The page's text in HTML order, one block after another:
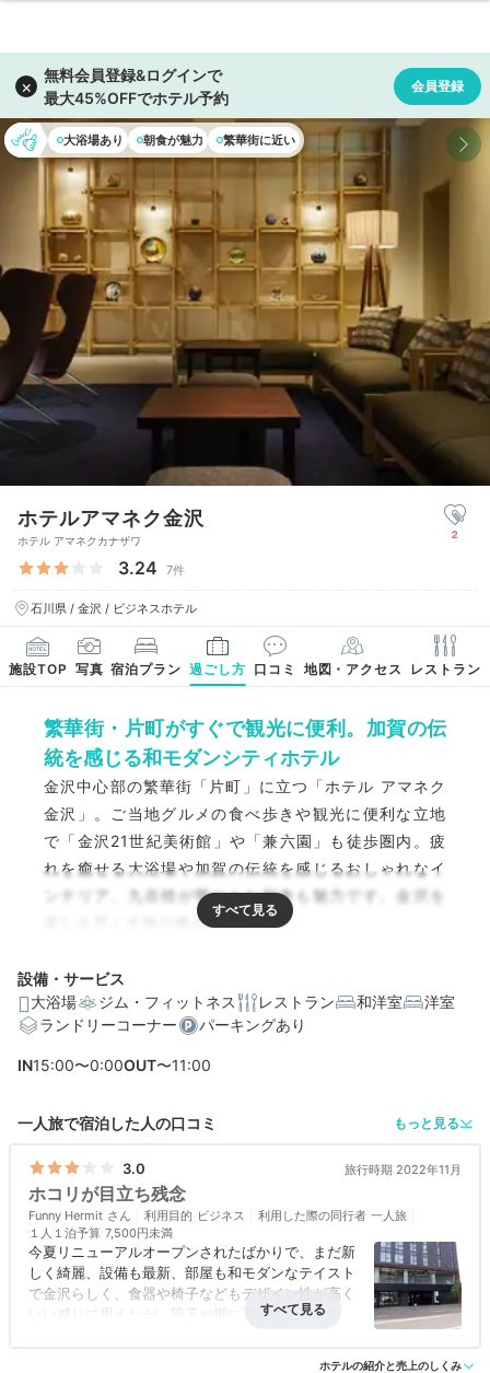
大浴場あり 朝食が魅力 繁華街に近い
ホテルアマネク金沢
ホテル アマネクカナザワ
3.24 7件
石川県 / 金沢 / ビジネスホテル
2
施設TOP 写真 宿泊プラン 過ごし方 口コミ 地図・アクセス レストラン
繁華街・片町がすぐで観光に便利。加賀の伝
統を感じる和モダンシティホテル
金沢中心部の繁華街「片町」に立つ「ホテル アマネク
金沢」。ご当地グルメの食べ歩きや観光に便利な立地
で「金沢21世紀美術館」や「兼六園」も徒歩圏内。疲
れを癒せる大浴場や加賀の伝統を感じるおしゃれなイ
ンテリア、九谷焼が華やかな朝食も魅力です。金沢を
楽しみ尽くす旅の拠点におすすめ。
編集部おすすめの３つのポイント
歩き疲れたカラダを癒せるゆったり大浴場
設備・サービス
大浴場
ジム・フィットネス レストラン 和洋室
洋室
ランドリーコーナー
パーキングあり
IN15:00〜0:00OUT〜11:00
一人旅で宿泊した人の口コミ もっと見る
3.0 旅行時期 2022年11月
ホコリが目立ち残念
Funny Hermit 利用目的 ビジネス 利用した際の同行者 一人旅
１人１泊予算 7,500円未満
今夏リニューアルオープンされたばかりで、まだ新
しく綺麗、設備も最新、部屋も和モダンなテイスト
で金沢らしく、食器や椅子などもデザイン性が高く
いい感じに思えたが、障子や棚に置いてあった茶器
アクセス 3.0 コスパ 3.0 客室 2.5 接客対応 3.0 風呂 3.0
ホテルの紹介と売上のしくみ